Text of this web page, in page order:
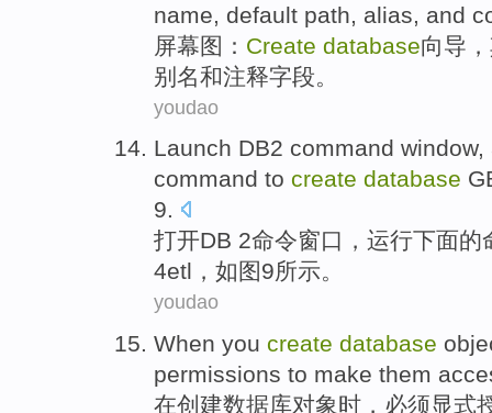
name
default path , alias, and
屏幕图 ： Create database向导
别名和注释字段。
youdao
Launch DB2 command window,
command to create database
9.
打开DB 2命令窗口 ， 运行下面的
4etl ， 如图9所示。
youdao
When you create database
permissions to make them
在创建数据库对象时， 必须显式